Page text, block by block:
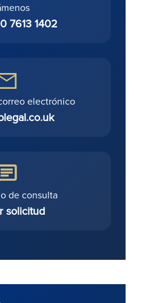
7613 1402
electrónico
de consulta
solicitud